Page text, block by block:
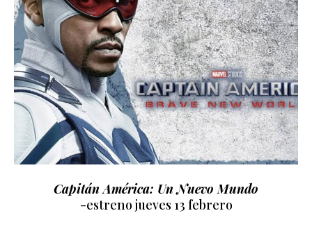
Capitán América: Un Nuevo Mundo
-estreno jueves 13 febrero